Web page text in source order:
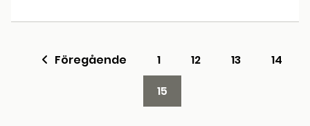
Föregående 1 12 13
14
15